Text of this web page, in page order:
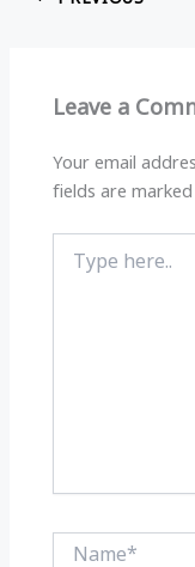
s
p
g
m o
k
Leave a
Your email
fields are
here..
Name*